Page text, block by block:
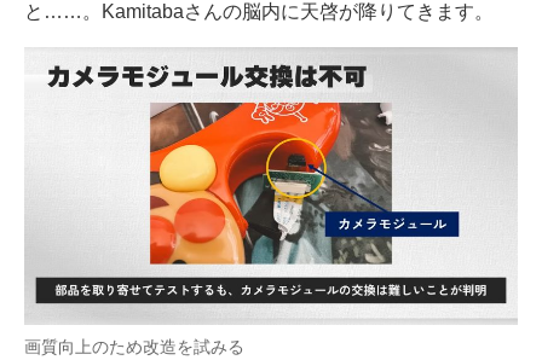
と……。Kamitabaさんの脳内に天啓が降りてきます。
画質向上のため改造を試みる